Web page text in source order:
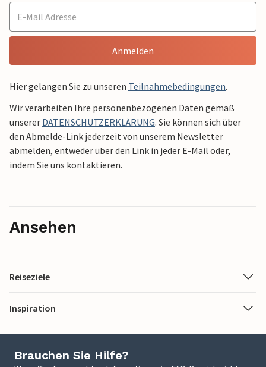
Anmelden
Hier gelangen Sie zu unseren Teilnahmebedingungen.
Wir verarbeiten Ihre personenbezogenen Daten gemäß
unserer DATENSCHUTZERKLÄRUNG. Sie können sich über
den Abmelde-Link jederzeit von unserem Newsletter
abmelden, entweder über den Link in jeder E-Mail oder,
indem Sie uns kontaktieren.
Ansehen
Reiseziele
Inspiration
Brauchen Sie Hilfe?